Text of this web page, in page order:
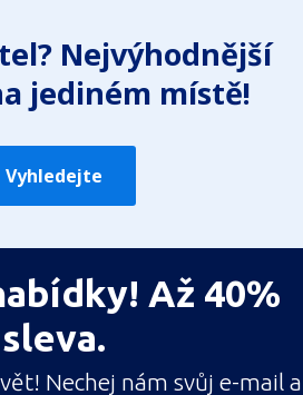
Nejvýhodnější
jediném místě!
Vyhledejte
Až 40%
sleva.
Nechej nám svůj e-mail a